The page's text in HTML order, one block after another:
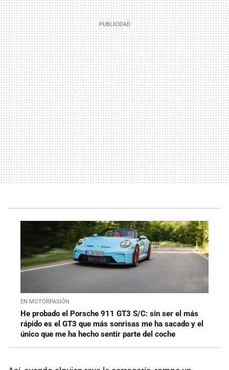
EN MOTORPASIÓN
He probado el Porsche 911 GT3 S/C: sin ser el más
rápido es el GT3 que más sonrisas me ha sacado y el
único que me ha hecho sentir parte del coche